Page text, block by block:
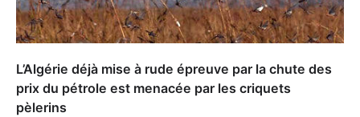
L’Algérie déjà mise à rude épreuve par la chute des
prix du pétrole est menacée par les criquets
pèlerins